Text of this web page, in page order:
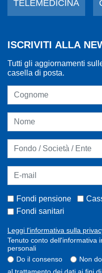
TELEMEDICINA
ISCRIVITI ALLA
Tutti gli aggiornamenti
casella di posta.
Fondi pensione
Fondi sanitari
Leggi l'informativa sulla
Tenuto conto dell'informativa
personali
Do il consenso
Non
al trattamento dei dati ai fini